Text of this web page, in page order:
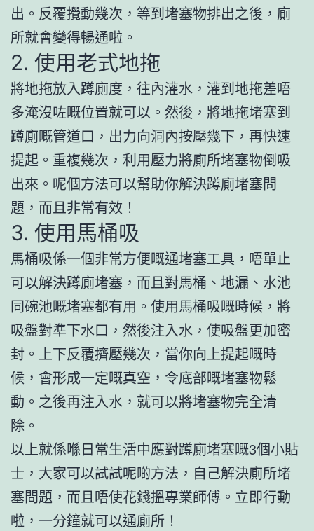
出。反覆攪動幾次，等到堵塞物排出之後，廁
所就會變得暢通啦。
2. 使用老式地拖
將地拖放入蹲廁度，往內灌水，灌到地拖差唔
多淹沒咗嘅位置就可以。然後，將地拖堵塞到
蹲廁嘅管道口，出力向洞內按壓幾下，再快速
提起。重複幾次，利用壓力將廁所堵塞物倒吸
出來。呢個方法可以幫助你解決蹲廁堵塞問
題，而且非常有效！
3. 使用馬桶吸
馬桶吸係一個非常方便嘅通堵塞工具，唔單止
可以解決蹲廁堵塞，而且對馬桶、地漏、水池
同碗池嘅堵塞都有用。使用馬桶吸嘅時候，將
吸盤對準下水口，然後注入水，使吸盤更加密
封。上下反覆擠壓幾次，當你向上提起嘅時
候，會形成一定嘅真空，令底部嘅堵塞物鬆
動。之後再注入水，就可以將堵塞物完全清
除。
以上就係喺日常生活中應對蹲廁堵塞嘅3個小貼
士，大家可以試試呢啲方法，自己解決廁所堵
塞問題，而且唔使花錢搵專業師傅。立即行動
啦，一分鐘就可以通廁所！